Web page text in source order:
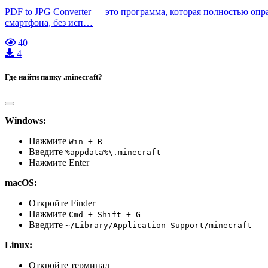
PDF to JPG Converter — это программа, которая полностью
смартфона, без исп…
40
4
Где найти папку .minecraft?
Windows:
Нажмите Win + R
Введите %appdata%\.minecraft
Нажмите Enter
macOS:
Откройте Finder
Нажмите Cmd + Shift + G
Введите ~/Library/Application Support/minecraft
Linux:
Откройте терминал